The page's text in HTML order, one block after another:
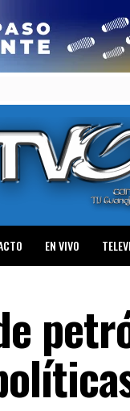
EN VIVO